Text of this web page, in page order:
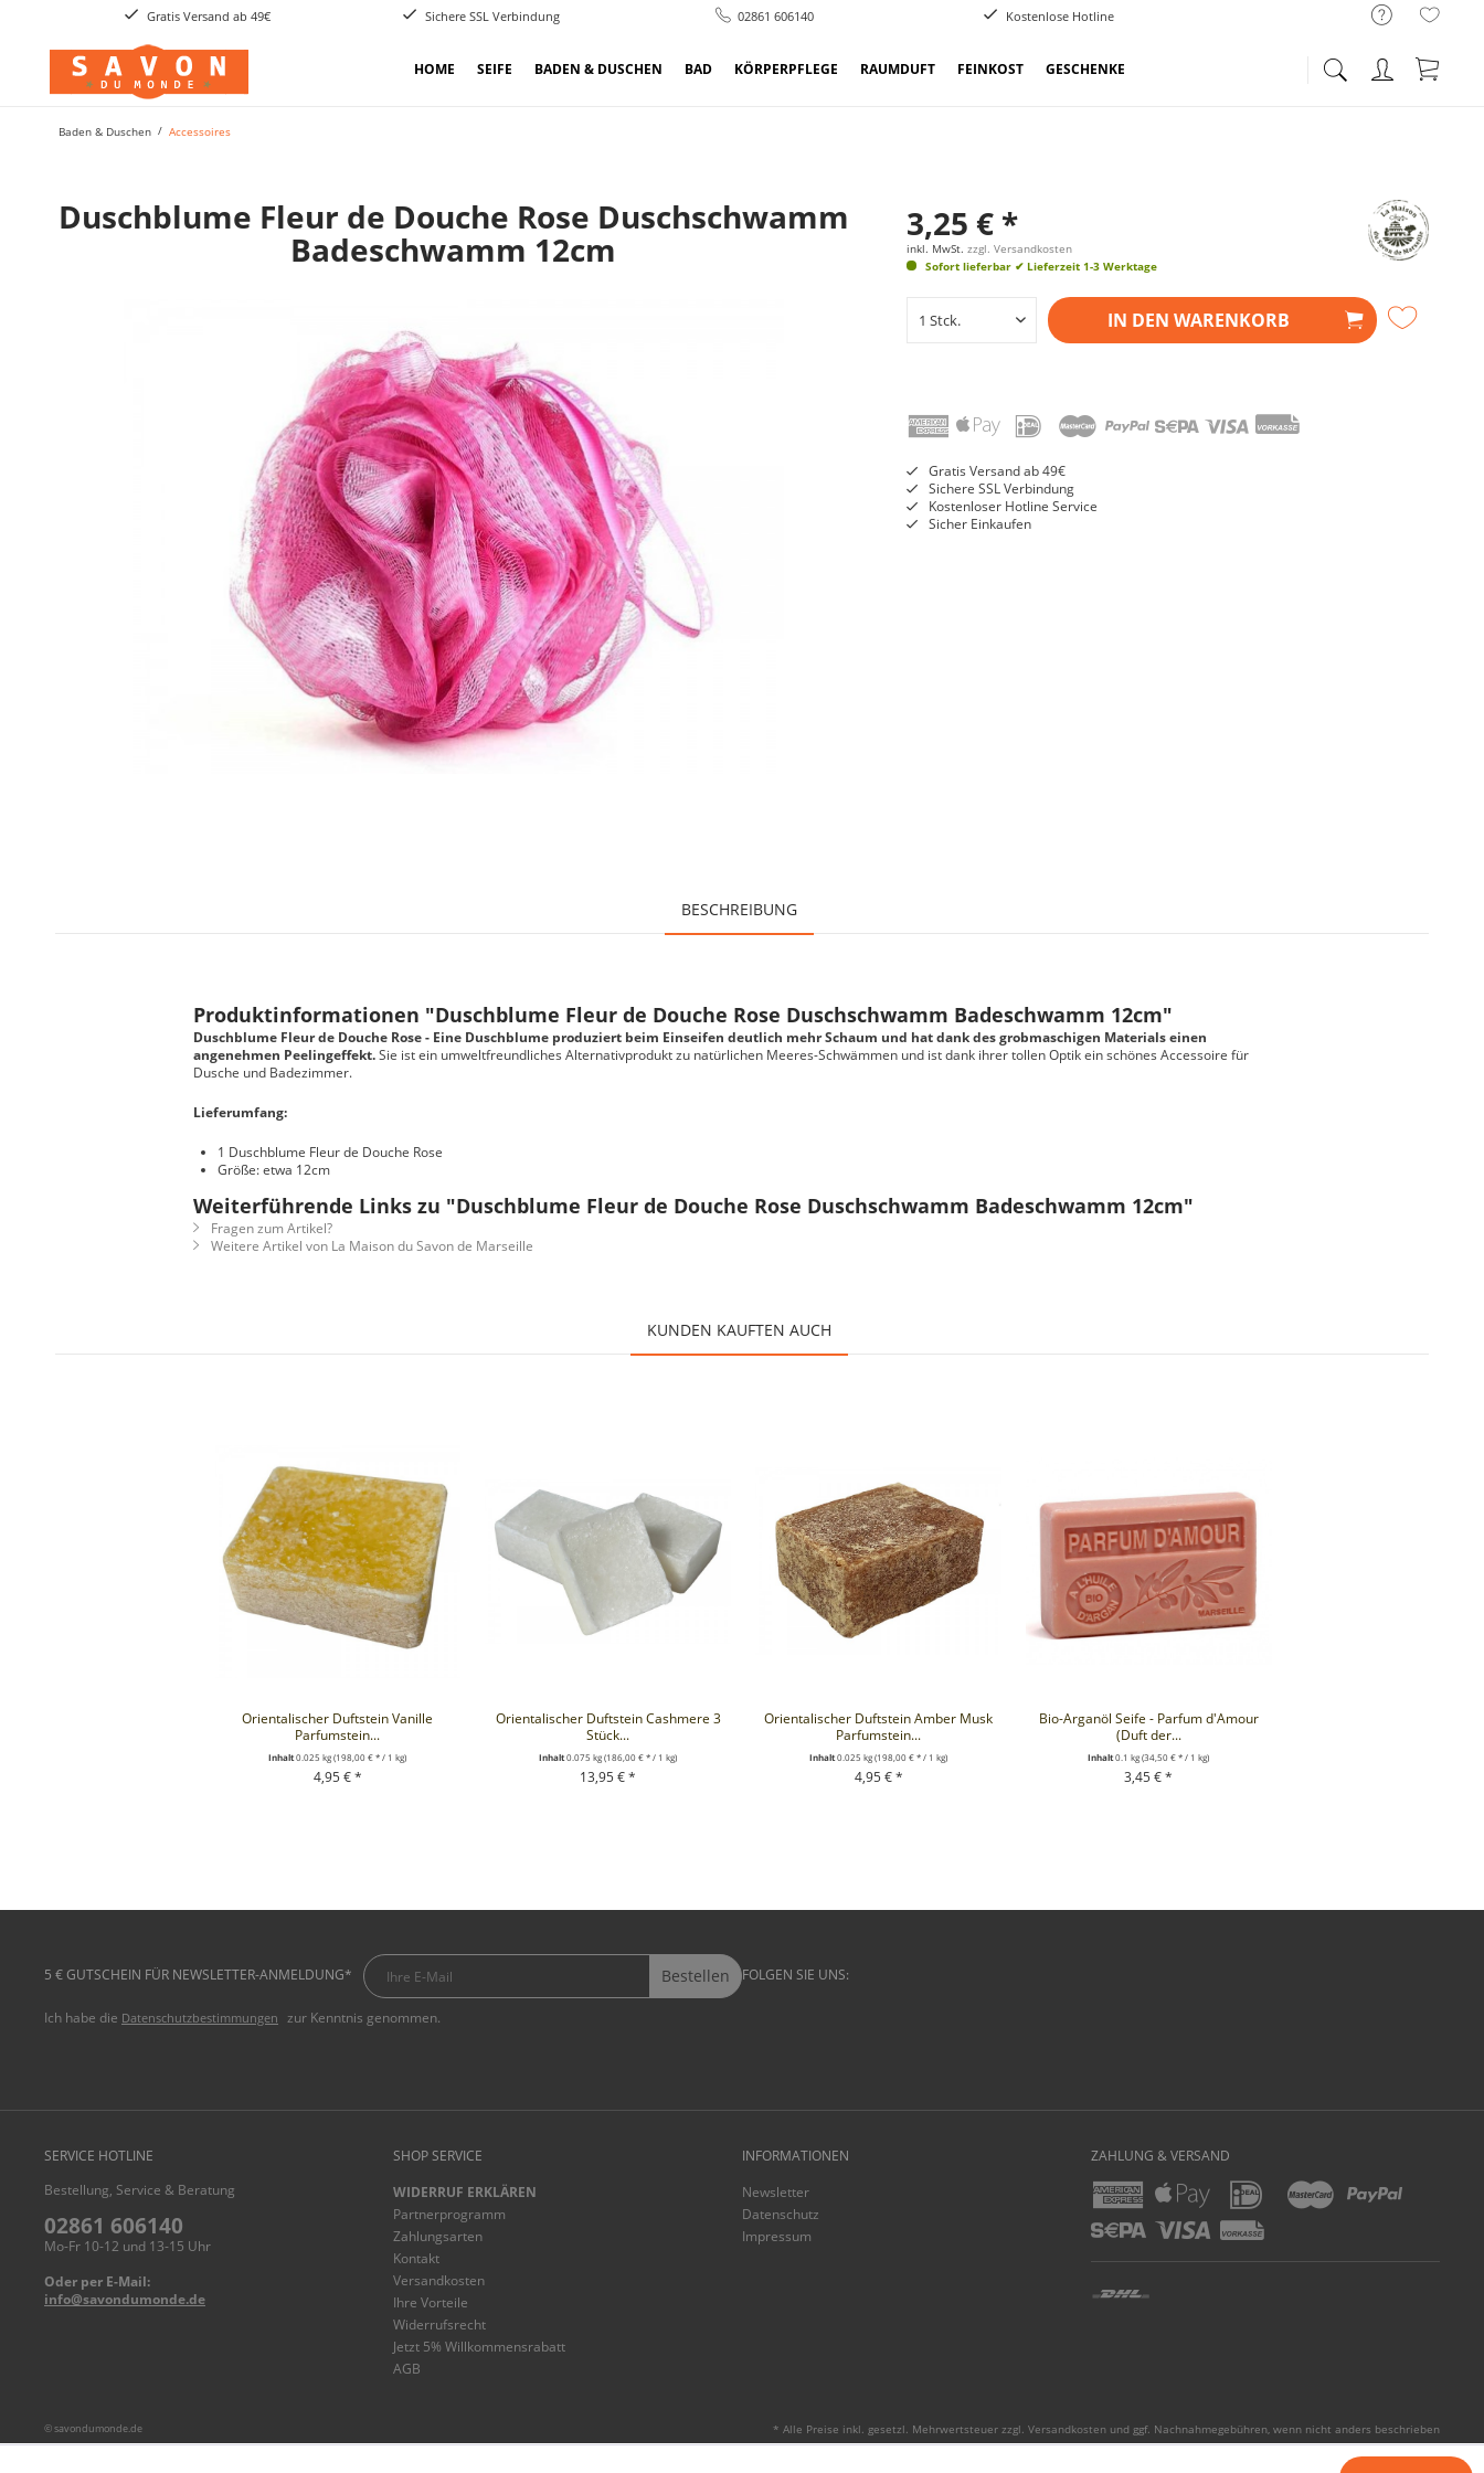
Gratis Versand ab 49€ Sichere SSL Verbindung 02861 606140 Kostenlose Hotline
HOME SEIFE BADEN & DUSCHEN BAD KÖRPERPFLEGE RAUMDUFT FEINKOST GESCHENKE
Baden & Duschen Accessoires
Duschblume Fleur de Douche Rose Duschschwamm
Badeschwamm 12cm
3,25 € *
inkl. MwSt.zzgl. Versandkosten
Sofort lieferbar ✔ Lieferzeit 1-3 Werktage
IN DEN WARENKORB
Gratis Versand ab 49€
Sichere SSL Verbindung
Kostenloser Hotline Service
Sicher Einkaufen
BESCHREIBUNG
Produktinformationen "Duschblume Fleur de Douche Rose Duschschwamm Badeschwamm 12cm"
Duschblume Fleur de Douche Rose - Eine Duschblume produziert beim Einseifen deutlich mehr Schaum und hat dank des grobmaschigen Materials einen
angenehmen Peelingeffekt.Sie ist ein umweltfreundliches Alternativprodukt zu natürlichen Meeres-Schwämmen und ist dank ihrer tollen Optik ein schönes Accessoire für
Dusche und Badezimmer.
Lieferumfang:
1 Duschblume Fleur de Douche Rose
Größe: etwa 12cm
Weiterführende Links zu "Duschblume Fleur de Douche Rose Duschschwamm Badeschwamm 12cm"
Fragen zum Artikel?
Weitere Artikel von La Maison du Savon de Marseille
KUNDEN KAUFTEN AUCH
Orientalischer Duftstein Vanille
Parfumstein...
Inhalt0.025 kg(198,00 € * / 1 kg)
4,95 € *
Orientalischer Duftstein Cashmere 3
Stück...
Inhalt0.075 kg(186,00 € * / 1 kg)
13,95 € *
Orientalischer Duftstein Amber Musk
Parfumstein...
Inhalt0.025 kg(198,00 € * / 1 kg)
4,95 € *
Bio-Arganöl Seife - Parfum d'Amour
(Duft der...
Inhalt0.1 kg(34,50 € * / 1 kg)
3,45 € *
5 € GUTSCHEIN FÜR NEWSLETTER-ANMELDUNG* Bestellen
Ich habe die Datenschutzbestimmungen zur Kenntnis genommen.
FOLGEN SIE UNS:
SERVICE HOTLINE
Bestellung, Service & Beratung
02861 606140
Mo-Fr 10-12 und 13-15 Uhr
Oder per E-Mail:
info@savondumonde.de
SHOP SERVICE
WIDERRUF ERKLÄREN
Partnerprogramm
Zahlungsarten
Kontakt
Versandkosten
Ihre Vorteile
Widerrufsrecht
Jetzt 5% Willkommensrabatt
AGB
INFORMATIONEN
Newsletter
Datenschutz
Impressum
ZAHLUNG & VERSAND
* Alle Preise inkl. gesetzl. Mehrwertsteuer zzgl. Versandkosten und ggf. Nachnahmegebühren, wenn nicht anders beschrieben
© savondumonde.de